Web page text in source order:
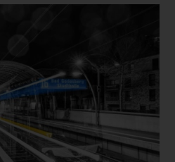
Dieses Produkt weist mehrere Varianten auf. Die Optionen können auf der Produktseite gewählt werden